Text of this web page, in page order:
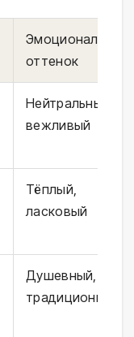
Эмоциональный
оттенок
Нейтральный,
вежливый
Тёплый,
ласковый
Душевный,
традиционный